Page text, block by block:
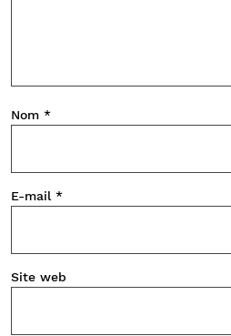
Nom *
E-mail *
Site web